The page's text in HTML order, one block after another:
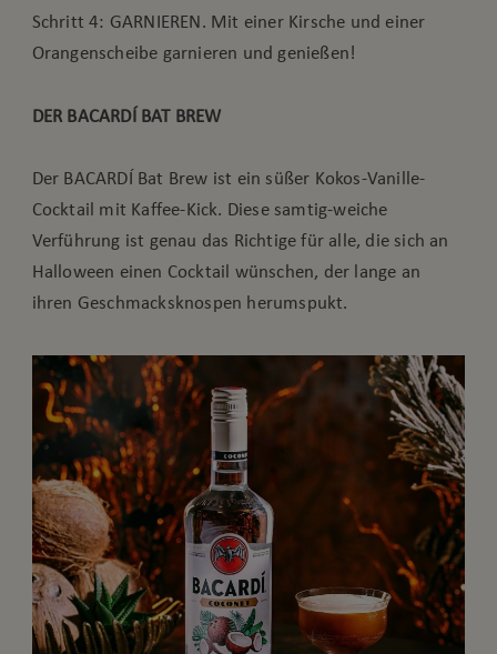
Schritt 4: GARNIEREN. Mit einer Kirsche und einer
Orangenscheibe garnieren und genießen!
DER BACARDÍ BAT BREW
Der BACARDÍ Bat Brew ist ein süßer Kokos-Vanille-
Cocktail mit Kaffee-Kick. Diese samtig-weiche
Verführung ist genau das Richtige für alle, die sich an
Halloween einen Cocktail wünschen, der lange an
ihren Geschmacksknospen herumspukt.